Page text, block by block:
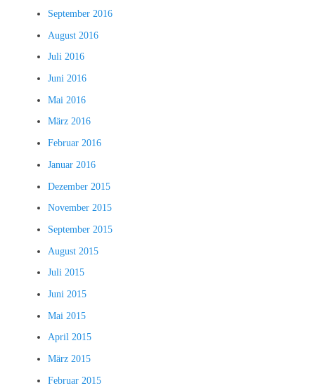
September 2016
August 2016
Juli 2016
Juni 2016
Mai 2016
März 2016
Februar 2016
Januar 2016
Dezember 2015
November 2015
September 2015
August 2015
Juli 2015
Juni 2015
Mai 2015
April 2015
März 2015
Februar 2015